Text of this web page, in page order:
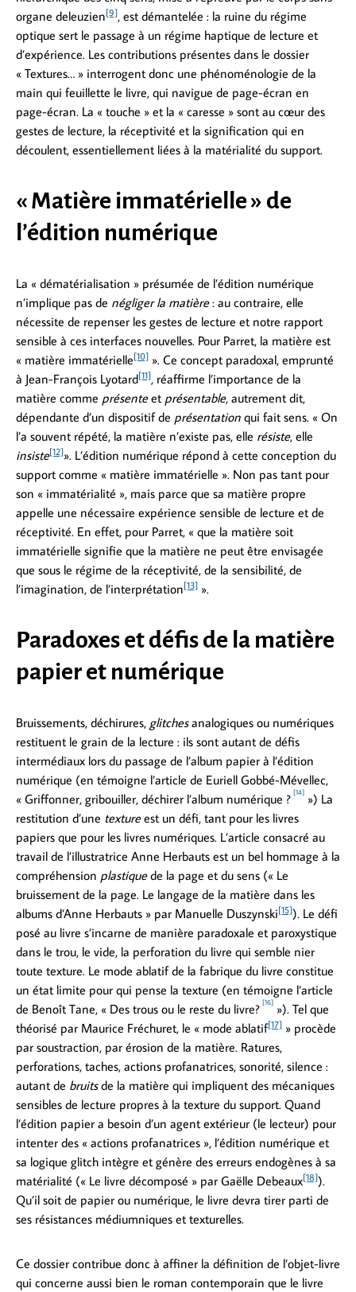
organe deleuzien[9], est démantelée : la ruine du régime
optique sert le passage à un régime haptique de lecture et
d’expérience. Les contributions présentes dans le dossier
« Textures… » interrogent donc une phénoménologie de la
main qui feuillette le livre, qui navigue de page-écran en
page-écran. La « touche » et la « caresse » sont au cœur des
gestes de lecture, la réceptivité et la signification qui en
découlent, essentiellement liées à la matérialité du support.
« Matière immatérielle » de
l’édition numérique
La « dématérialisation » présumée de l’édition numérique
n’implique pas de négliger la matière: au contraire, elle
nécessite de repenser les gestes de lecture et notre rapport
sensible à ces interfaces nouvelles. Pour Parret, la matière est
« matière immatérielle[10] ». Ce concept paradoxal, emprunté
à Jean-François Lyotard[11], réaffirme l’importance de la
matière comme présenteet présentable, autrement dit,
dépendante d’un dispositif de présentation qui fait sens. « On
l’a souvent répété, la matière n’existe pas, elle résiste, elle
insiste[12]». L’édition numérique répond à cette conception du
support comme « matière immatérielle ». Non pas tant pour
son « immatérialité », mais parce que sa matière propre
appelle une nécessaire expérience sensible de lecture et de
réceptivité. En effet, pour Parret, « que la matière soit
immatérielle signifie que la matière ne peut être envisagée
que sous le régime de la réceptivité, de la sensibilité, de
l’imagination, de l’interprétation[13] ».
Paradoxes et défis de la matière
papier et numérique
Bruissements, déchirures, glitchesanalogiques ou numériques
restituent le grain de la lecture : ils sont autant de défis
intermédiaux lors du passage de l’album papier à l’édition
numérique (en témoigne l’article de Euriell Gobbé-Mévellec,
« Griffonner, gribouiller, déchirer l’album numérique ? [14] ») La
restitution d’une textureest un défi, tant pour les livres
papiers que pour les livres numériques. L’article consacré au
travail de l’illustratrice Anne Herbauts est un bel hommage à la
compréhension plastiquede la page et du sens (« Le
bruissement de la page. Le langage de la matière dans les
albums d’Anne Herbauts » par Manuelle Duszynski[15]). Le défi
posé au livre s’incarne de manière paradoxale et paroxystique
dans le trou, le vide, la perforation du livre qui semble nier
toute texture. Le mode ablatif de la fabrique du livre constitue
un état limite pour qui pense la texture (en témoigne l’article
de Benoît Tane, « Des trous ou le reste du livre? [16] »). Tel que
théorisé par Maurice Fréchuret, le « mode ablatif[17] » procède
par soustraction, par érosion de la matière. Ratures,
perforations, taches, actions profanatrices, sonorité, silence :
autant de bruitsde la matière qui impliquent des mécaniques
sensibles de lecture propres à la texture du support. Quand
l’édition papier a besoin d’un agent extérieur (le lecteur) pour
intenter des « actions profanatrices », l’édition numérique et
sa logique glitch intègre et génère des erreurs endogènes à sa
matérialité (« Le livre décomposé » par Gaëlle Debeaux[18]).
Qu’il soit de papier ou numérique, le livre devra tirer parti de
ses résistances médiumniques et texturelles.
Ce dossier contribue donc à affiner la définition de l’objet-livre
qui concerne aussi bien le roman contemporain que le livre